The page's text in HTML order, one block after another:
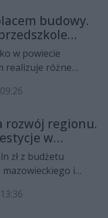
budowy.
prace na
kanalizacji
w powiecie
realizuje różne
trwają też
rozwój regionu.
w
i Orońsku
zł z budżetu
i
regionie radomskim